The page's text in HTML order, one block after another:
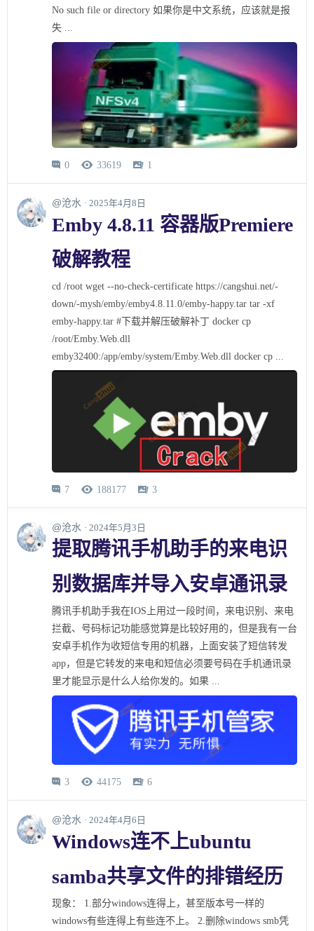
No such file or directory 如果你是中文系统，应该就是报
失 ...
 0  33619  1
@沧水 · 2025年4月8日
Emby 4.8.11 容器版Premiere
破解教程
cd /root wget --no-check-certificate https://cangshui.net/-
down/-mysh/emby/emby4.8.11.0/emby-happy.tar tar -xf
emby-happy.tar #下载并解压破解补丁 docker cp
/root/Emby.Web.dll
emby32400:/app/emby/system/Emby.Web.dll docker cp ...
 7  188177  3
@沧水 · 2024年5月3日
提取腾讯手机助手的来电识
别数据库并导入安卓通讯录
腾讯手机助手我在IOS上用过一段时间，来电识别、来电
拦截、号码标记功能感觉算是比较好用的，但是我有一台
安卓手机作为收短信专用的机器，上面安装了短信转发
app，但是它转发的来电和短信必须要号码在手机通讯录
里才能显示是什么人给你发的。如果 ...
 3  44175  6
@沧水 · 2024年4月6日
Windows连不上ubuntu
samba共享文件的排错经历
现象： 1.部分windows连得上，甚至版本号一样的
windows有些连得上有些连不上。 2.删除windows smb凭